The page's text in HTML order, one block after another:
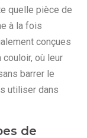
quelle pièce de
à la fois
conçues
où leur
barrer le
utiliser dans
de